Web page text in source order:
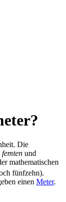
Die
femten und
mathematischen
fünfzehn).
einen Meter.